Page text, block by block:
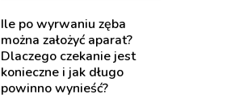
Ile po wyrwaniu zęba
można założyć aparat?
Dlaczego czekanie jest
konieczne i jak długo
powinno wynieść?